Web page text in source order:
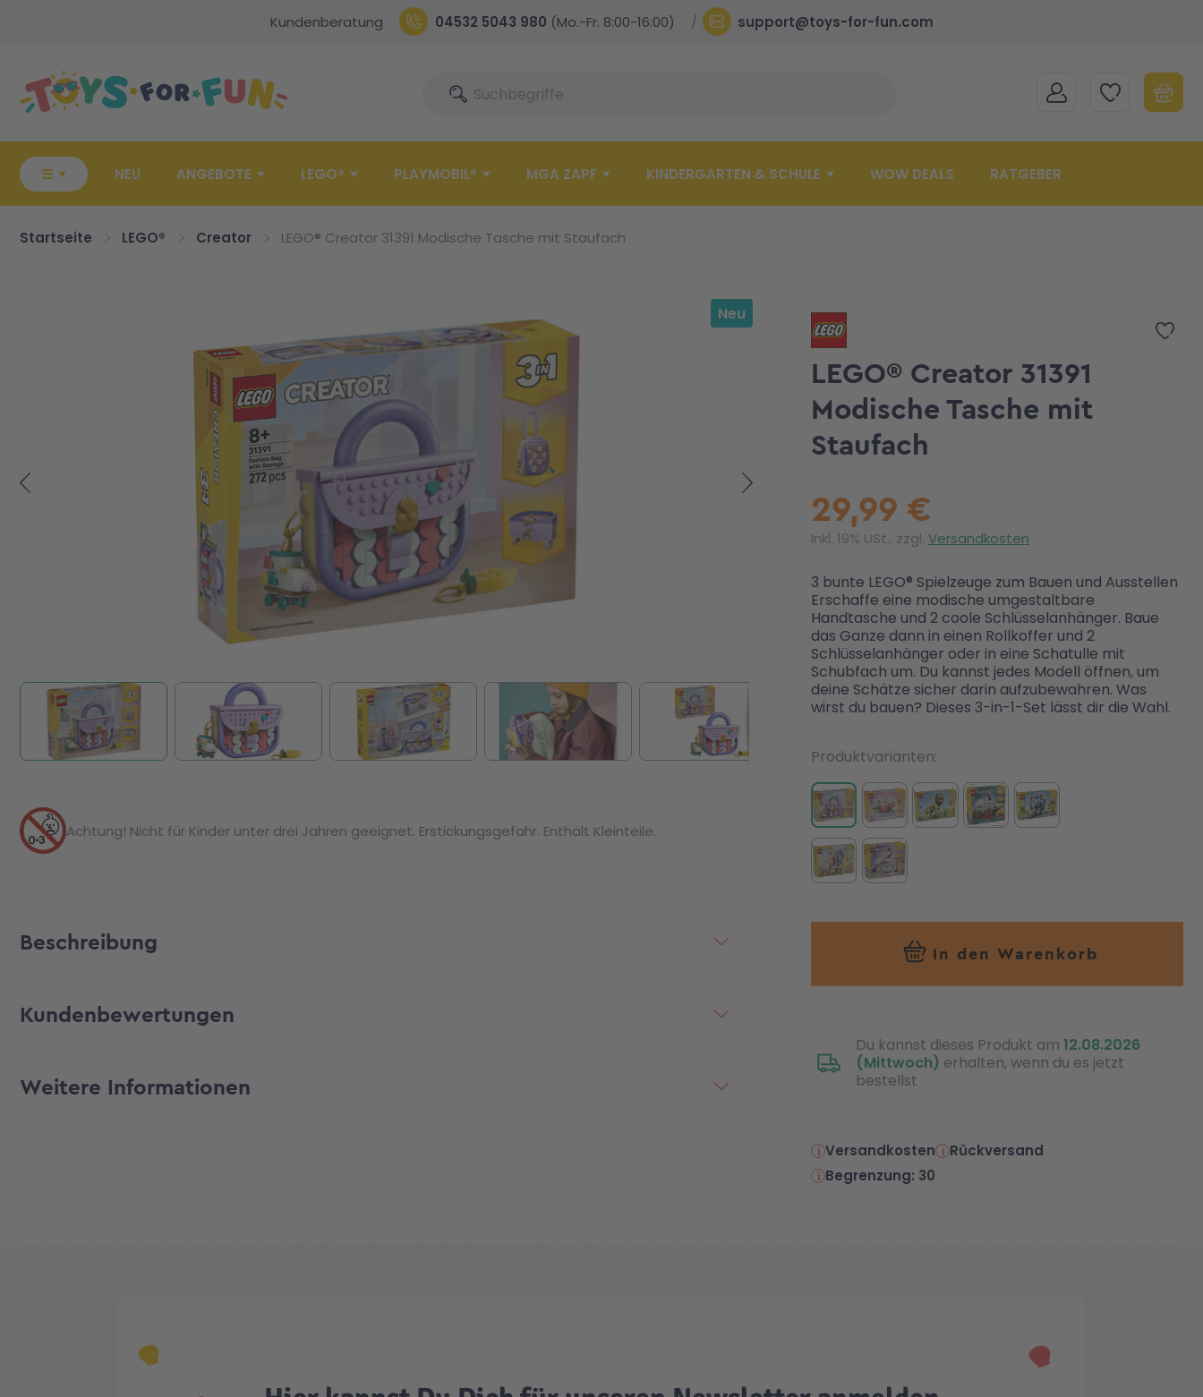
Kundenberatung 04532 5043 980 (Mo.-Fr. 8:00-16:00) support@toys-for-fun.com
SucheSuche MEIN KONTOMEINE WUNSCHLISTE
☰ NEU ANGEBOTE LEGO® PLAYMOBIL® MGA ZAPF KINDERGARTEN & SCHULE WOW DEALS RATGEBER
Startseite LEGO® Creator LEGO® Creator 31391 Modische Tasche mit Staufach
Neu
Zur
LEGO® Creator 31391
Modische Tasche mit
Staufach
29,99 €
Inkl. 19% USt., zzgl. Versandkosten
3 bunte LEGO® Spielzeuge zum Bauen und Ausstellen
Erschaffe eine modische umgestaltbare
Handtasche und 2 coole Schlüsselanhänger. Baue
das Ganze dann in einen Rollkoffer und 2
Schlüsselanhänger oder in eine Schatulle mit
Schubfach um. Du kannst jedes Modell öffnen, um
deine Schätze sicher darin aufzubewahren. Was
wirst du bauen? Dieses 3-in-1-Set lässt dir die Wahl.
In den Warenkorb
Du kannst dieses Produkt am 12.08.2026
(Mittwoch) erhalten, wenn du es jetzt
bestellst
Produktvarianten
Versandkosten
Rückversand
Begrenzung: 30
Achtung! Nicht für Kinder unter drei Jahren geeignet. Erstickungsgefahr. Enthält Kleinteile.
Beschreibung
Kundenbewertungen
Weitere Informationen